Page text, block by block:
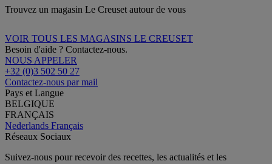
Trouvez un magasin Le Creuset autour de vous
VOIR TOUS LES MAGASINS LE CREUSET
Besoin d'aide ? Contactez-nous.
NOUS APPELER
+32 (0)3 502 50 27
Contactez-nous par mail
Pays et Langue
BELGIQUE
FRANÇAIS
Nederlands Français
Réseaux Sociaux
Suivez-nous pour recevoir des recettes, les actualités et les